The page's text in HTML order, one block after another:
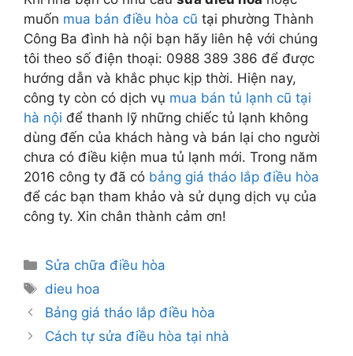
muốn mua bán điều hòa cũ tại phường Thành
Công Ba đình hà nội bạn hãy liên hệ với chúng
tôi theo số điện thoại: 0988 389 386 để được
hướng dẫn và khắc phục kịp thời. Hiện nay,
công ty còn có dịch vụ mua bán tủ lạnh cũ tại
hà nội để thanh lỹ những chiếc tủ lạnh không
dùng đến của khách hàng và bán lại cho người
chưa có điều kiện mua tủ lạnh mới. Trong năm
2016 công ty đã có bảng giá tháo lắp điều hòa
để các bạn tham khảo và sử dụng dịch vụ của
công ty. Xin chân thành cảm ơn!
Danh
mục
Sửa chữa điều hòa
Thẻ
dieu hoa
Bảng giá tháo lắp điều hòa
Cách tự sửa điều hòa tại nhà